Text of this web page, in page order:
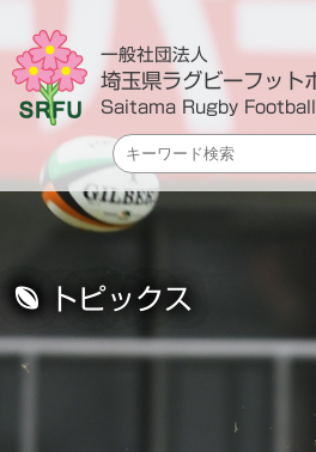
一般社団法人
埼玉県ラグビーフット
Saitama Rugby
トピックス